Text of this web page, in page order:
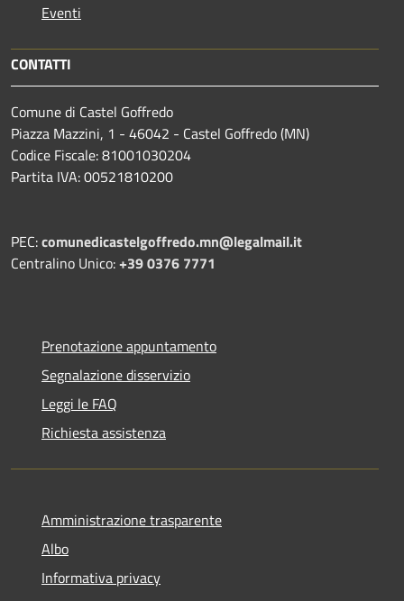
Eventi
CONTATTI
Comune di Castel Goffredo
Piazza Mazzini, 1 - 46042 - Castel Goffredo (MN)
Codice Fiscale: 81001030204
Partita IVA: 00521810200
PEC:comunedicastelgoffredo.mn@legalmail.it
Centralino Unico:+39 0376 7771
Prenotazione appuntamento
Segnalazione disservizio
Leggi le FAQ
Richiesta assistenza
Amministrazione trasparente
Albo
Informativa privacy